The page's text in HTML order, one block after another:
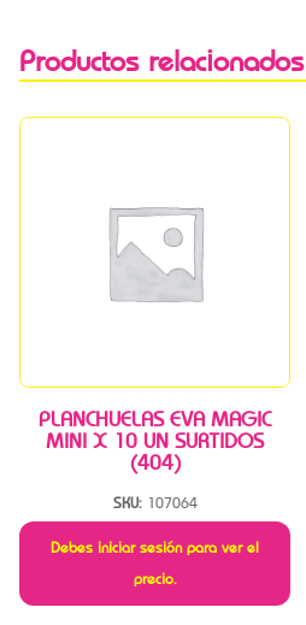
Productos relacionados
PLANCHUELAS EVA MAGIC
MINI X 10 UN SURTIDOS
(404)
SKU: 107064
Debes iniciar sesión para ver el
precio.